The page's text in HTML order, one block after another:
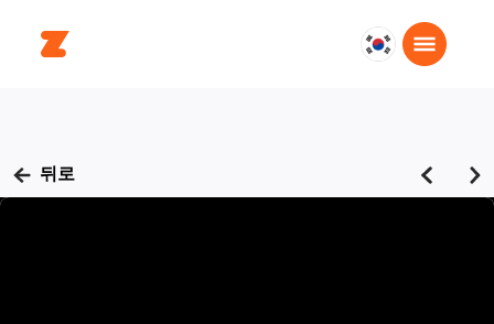
대
뒤로